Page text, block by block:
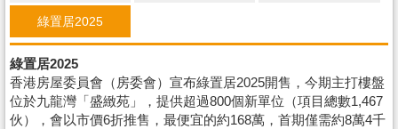
綠置居2025
綠置居2025
香港房屋委員會（房委會）宣布綠置居2025開售，今期主打樓盤
位於九龍灣「盛緻苑」，提供超過800個新單位（項目總數1,467
伙），會以市價6折推售，最便宜的約168萬，首期僅需約8萬4千